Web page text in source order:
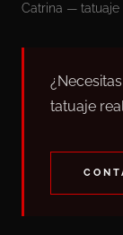
Catrina — tatuaje
tatuaje